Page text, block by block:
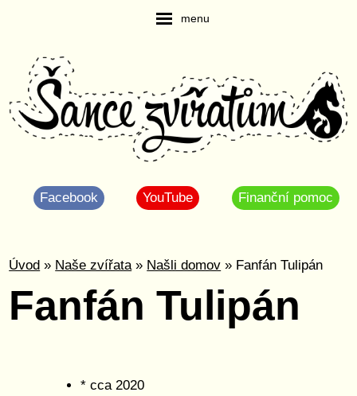
menu
Facebook YouTube Finanční pomoc
Úvod » Naše zvířata» Našli domov » Fanfán Tulipán
Fanfán Tulipán
* cca 2020